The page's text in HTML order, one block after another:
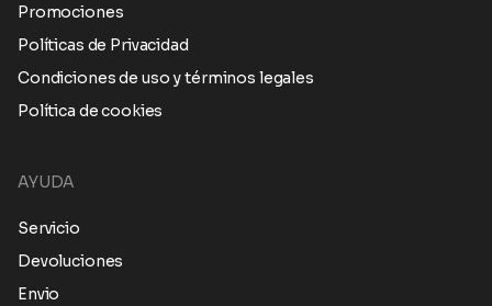
Promociones
Políticas de Privacidad
Condiciones de uso y términos legales
Política de cookies
AYUDA
Servicio
Devoluciones
Envio